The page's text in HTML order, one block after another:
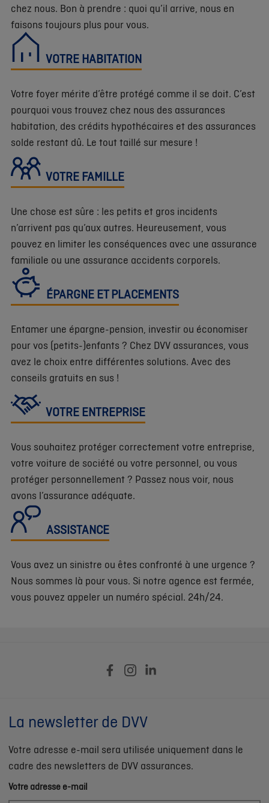
chez nous. Bon à prendre : quoi qu’il arrive, nous en
faisons toujours plus pour vous.
VOTRE HABITATION
Votre foyer mérite d’être protégé comme il se doit. C’est
pourquoi vous trouvez chez nous des assurances
habitation, des crédits hypothécaires et des assurances
solde restant dû. Le tout taillé sur mesure !
VOTRE FAMILLE
Une chose est sûre : les petits et gros incidents
n’arrivent pas qu’aux autres. Heureusement, vous
pouvez en limiter les conséquences avec une assurance
familiale ou une assurance accidents corporels.
ÉPARGNE ET PLACEMENTS
Entamer une épargne-pension, investir ou économiser
pour vos (petits-)enfants ? Chez DVV assurances, vous
avez le choix entre différentes solutions. Avec des
conseils gratuits en sus !
VOTRE ENTREPRISE
Vous souhaitez protéger correctement votre entreprise,
votre voiture de société ou votre personnel, ou vous
protéger personnellement ? Passez nous voir, nous
avons l’assurance adéquate.
ASSISTANCE
Vous avez un sinistre ou êtes confronté à une urgence ?
Nous sommes là pour vous. Si notre agence est fermée,
vous pouvez appeler un numéro spécial. 24h/24.
La newsletter de DVV
Votre adresse e-mail sera utilisée uniquement dans le
cadre des newsletters de DVV assurances.
Votre adresse e-mail